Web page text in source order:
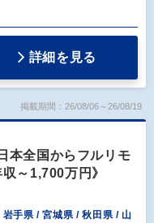
詳細を見る
掲載期間：26/08/06～26/08/19
本全国からフルリモ
～1,700万円》
手県 / 宮城県 / 秋田県 / 山